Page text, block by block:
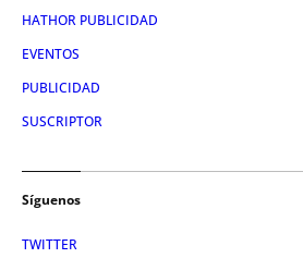
HATHOR PUBLICIDAD
EVENTOS
PUBLICIDAD
SUSCRIPTOR
Síguenos
TWITTER